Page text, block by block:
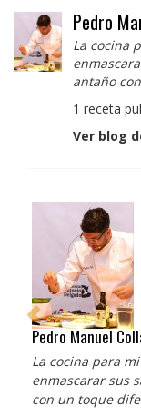
Pedro
La cocina
antaño
1 receta
Ver blog
Pedro Manuel
La cocina para
enmascarar sus
con un toque